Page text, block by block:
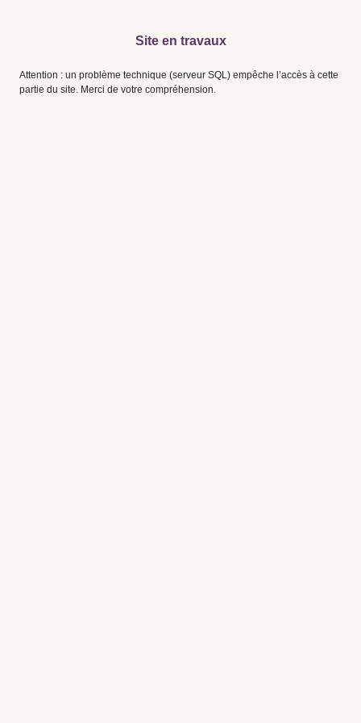
Site en travaux
Attention : un problème technique (serveur SQL) empêche l’accès à cette
partie du site. Merci de votre compréhension.